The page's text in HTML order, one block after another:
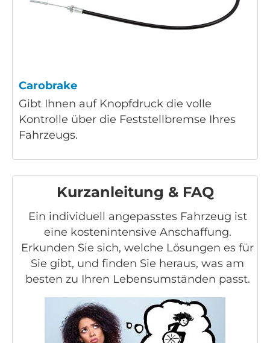
Carobrake
Gibt Ihnen auf Knopfdruck die volle
Kontrolle über die Feststellbremse Ihres
Fahrzeugs.
Kurzanleitung & FAQ
Ein individuell angepasstes Fahrzeug ist
eine kostenintensive Anschaffung.
Erkunden Sie sich, welche Lösungen es für
Sie gibt, und finden Sie heraus, was am
besten zu Ihren Lebensumständen passt.